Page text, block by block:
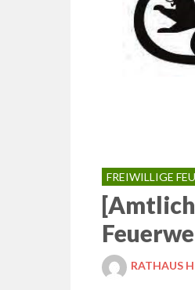
FREIWILLIGE
RATHAUS